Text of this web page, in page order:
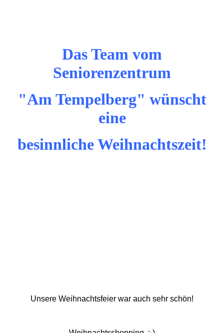
Das Team vom
Seniorenzentrum
"Am Tempelberg" wünscht
eine
besinnliche Weihnachtszeit!
Unsere Weihnachtsfeier war auch sehr schön!